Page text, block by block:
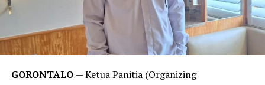
Fajar” dan demi-demi lainnya. Kebermaknaan waktu
berkonsekuensi pada kehidupan manusia, yang harus
memanfaatkannya semaksimal mungkin. Oleh sebab itu,
kita kerap mendengar sebuah sabda, “Ada dua nikmat
kosong”. Disnilah waktu tidak saja dapat diukut secara
GORONTALO— Ketua Panitia (Organizing